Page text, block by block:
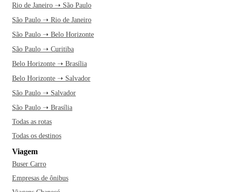
Rio de Janeiro ➝ São Paulo
São Paulo ➝ Rio de Janeiro
São Paulo ➝ Belo Horizonte
São Paulo ➝ Curitiba
Belo Horizonte ➝ Brasília
Belo Horizonte ➝ Salvador
São Paulo ➝ Salvador
São Paulo ➝ Brasília
Todas as rotas
Todas os destinos
Viagem
Buser Carro
Empresas de ônibus